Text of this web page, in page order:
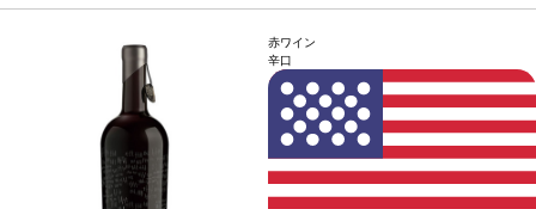
ー、シャルボノという珍しい組み合わせによる、興味深いブレンドの復活へと導い
テイスティングノート
ノーズはクランベリー、ブラックベリー、カラン
ト、ドライプラム、バニラ、ナツメグ、トーストしたココナッツを示す。口に含む
と、柔らかいタンニンが広がり、甘いスパイスは素晴らしく溶け込んでいて、バラ
ンスの取れた赤と黒果実を感じる。
合う料理トマトや甘いソース添えのグリル肉
ジンファンデル 40%、プティ・シラー 19%、シラー 17%、カベルネ・ソ
ーヴィニヨン 10.5%、メルロー 8.5%、マルベック 5%*本ヴィンテージが在庫切れ
の場合、在庫があり価格が同様の場合は自動的に次のヴィンテージに変更されま
プリズナーはナパ・ヴァレーに最初に移住したイタリア人によって初めて造
られた “ミックスブラック” にひらめきを得た。プリズナーは現在最も良く知られて
いる赤ブレンドで、ジンファンデルにカベルネ・ソーヴィニヨン、プティ・シラ
ー、シャルボノという珍しい組み合わせによる、興味深いブレンドの復活へと導い
テイスティングノート
ノーズはクランベリー、ブラックベリー、カラン
ト、ドライプラム、バニラ、ナツメグ、トーストしたココナッツを示す。口に含む
と、柔らかいタンニンが広がり、甘いスパイスは素晴らしく溶け込んでいて、バラ
ンスの取れた赤と黒果実を感じる。
合う料理トマトや甘いソース添えのグリル肉
赤ワイン
辛口